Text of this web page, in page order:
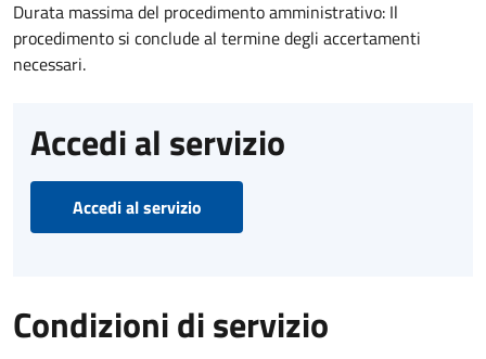
Durata massima del procedimento amministrativo: Il
procedimento si conclude al termine degli accertamenti
necessari.
Accedi al servizio
Accedi al servizio
Condizioni di servizio